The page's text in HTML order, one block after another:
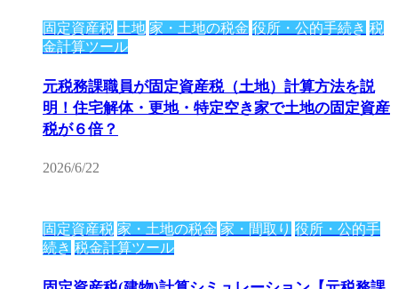
固定資産税 土地 家・土地の税金 役所・公的手続き 税
金計算ツール
元税務課職員が固定資産税（土地）計算方法を説
明！住宅解体・更地・特定空き家で土地の固定資産
税が６倍？
2026/6/22
固定資産税 家・土地の税金 家・間取り 役所・公的手
続き 税金計算ツール